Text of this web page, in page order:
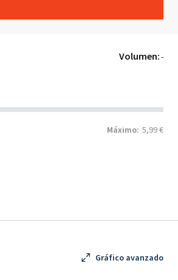
Volumen:-
Máximo: 5,99 €
Gráfico avanzado